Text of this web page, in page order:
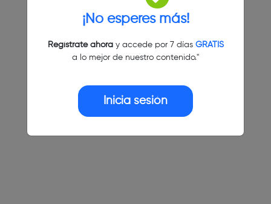
¡No esperes más!
Regístrate ahoray accede por 7 días GRATIS
a lo mejor de nuestro contenido."
Inicia sesión